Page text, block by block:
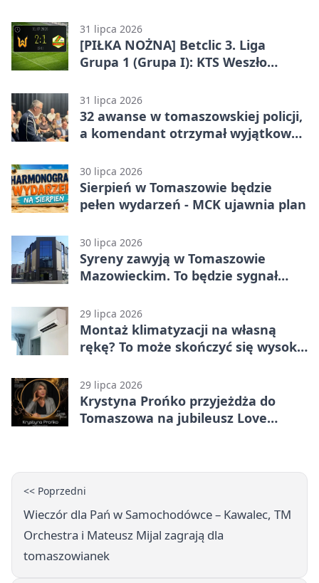
31 lipca 2026
[PIŁKA NOŻNA] Betclic 3. Liga
Grupa 1 (Grupa I): KTS Weszło
Mazowiecki 2:1
31 lipca 2026
32 awanse w tomaszowskiej policji,
a komendant otrzymał wyjątkowy
30 lipca 2026
Sierpień w Tomaszowie będzie
pełen wydarzeń - MCK ujawnia plan
30 lipca 2026
Syreny zawyją w Tomaszowie
Mazowieckim. To będzie sygnał
29 lipca 2026
Montaż klimatyzacji na własną
rękę? To może skończyć się wysoką
29 lipca 2026
Krystyna Prońko przyjeżdża do
Tomaszowa na jubileusz Love
<< Poprzedni
Wieczór dla Pań w Samochodówce – Kawalec, TM
Orchestra i Mateusz Mijal zagrają dla
tomaszowianek